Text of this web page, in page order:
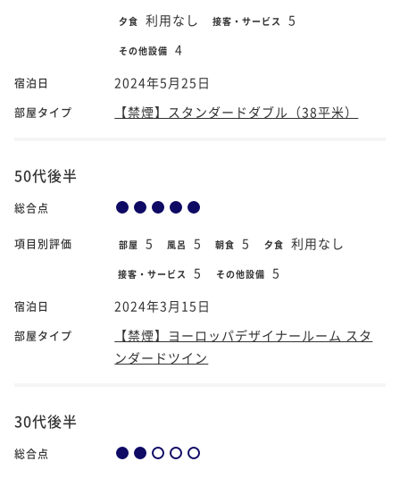
夕食 利用なし 接客・サービス 5
その他設備 4
宿泊日 2024年5月25日
部屋タイプ 【禁煙】スタンダードダブル（38平米）
50代後半
総合点
項目別評価 部屋 5 風呂 5 朝食 5 夕食 利用なし
接客・サービス 5 その他設備 5
宿泊日 2024年3月15日
部屋タイプ
【禁煙】ヨーロッパデザイナールーム スタ
ンダードツイン
30代後半
総合点